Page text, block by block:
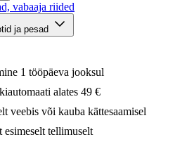
vabaaja riided
ja pesad
1 tööpäeva jooksul
alates 49 €
veebis või kauba kättesaamisel
esimeselt tellimuselt